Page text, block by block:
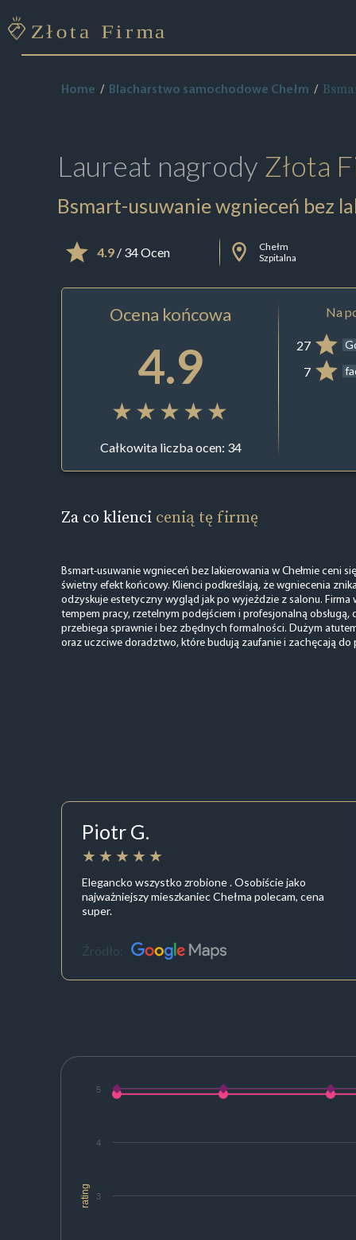
Home Blacharstwo samochodowe Chełm
Laureat nagrody Złota
Bsmart-usuwanie wgnieceń bez
4.9/ 34 Ocen
Chełm
Szpitalna
Ocena końcowa
4.9
Całkowita liczba ocen: 34
Na
27
7
Za co klienci cenią tę firmę
Bsmart-usuwanie wgnieceń bez lakierowania w Chełmie ceni
świetny efekt końcowy. Klienci podkreślają, że wgniecenia
odzyskuje estetyczny wygląd jak po wyjeździe z salonu. Firma
tempem pracy, rzetelnym podejściem i profesjonalną obsługą,
przebiega sprawnie i bez zbędnych formalności. Dużym
oraz uczciwe doradztwo, które budują zaufanie i zachęcają do
Piotr G.
Elegancko wszystko zrobione . Osobiście jako
najważniejszy mieszkaniec Chełma polecam, cena
super.
Źródło:
rating 3
4
5